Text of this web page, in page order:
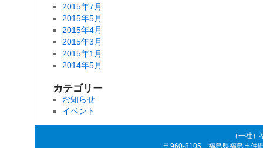
2015年7月
2015年5月
2015年4月
2015年3月
2015年1月
2014年5月
カテゴリー
お知らせ
イベント
（一社
〒960-8105 福島県福島市仲